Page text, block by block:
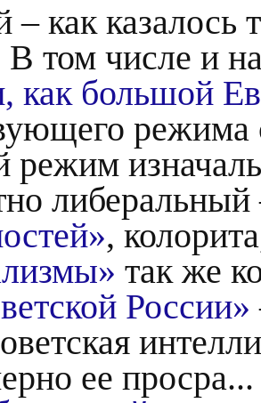
– как казалось
том числе и
как большой
режима
режим
,
так же
России»
ее